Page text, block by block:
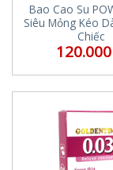
Bao Cao Su
Siêu Mỏng Kéo
Chiếc
120.000